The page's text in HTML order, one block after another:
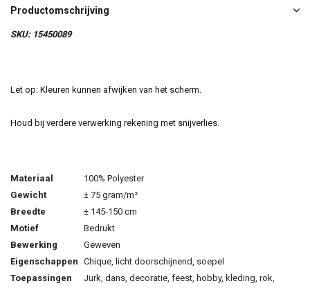
Productomschrijving
SKU: 15450089
Let op: Kleuren kunnen afwijken van het scherm.
Houd bij verdere verwerking rekening met snijverlies.
Materiaal
100% Polyester
Gewicht
± 75 gram/m²
Breedte
± 145-150 cm
Motief
Bedrukt
Bewerking
Geweven
Eigenschappen Chique, licht doorschijnend, soepel
Toepassingen
Jurk, dans, decoratie, feest, hobby, kleding, rok,